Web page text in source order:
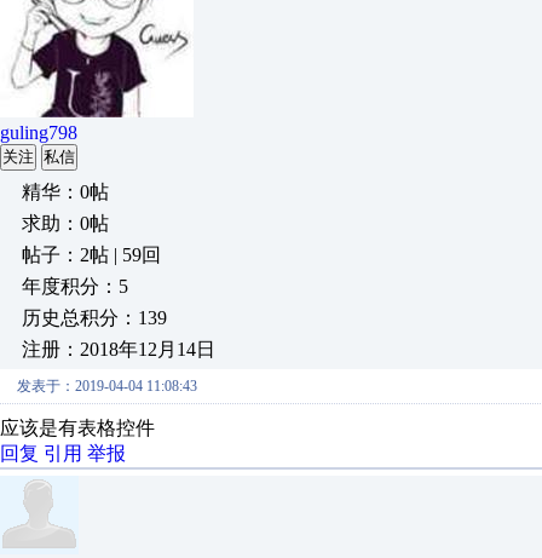
guling798
关注 私信
精华：0帖
求助：0帖
帖子：2帖 | 59回
年度积分：5
历史总积分：139
注册：2018年12月14日
发表于：2019-04-04 11:08:43
应该是有表格控件
回复 引用 举报